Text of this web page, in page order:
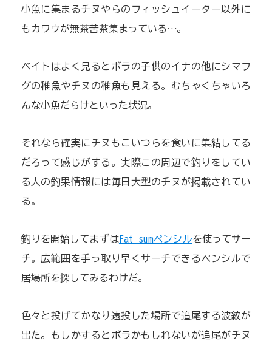
小魚に集まるチヌやらのフィッシュイーター以外に
もカワウが無茶苦茶集まっている…。
ベイトはよく見るとボラの子供のイナの他にシマフ
グの稚魚やチヌの稚魚も見える。むちゃくちゃいろ
んな小魚だらけといった状況。
それなら確実にチヌもこいつらを食いに集結してる
だろって感じがする。実際この周辺で釣りをしてい
る人の釣果情報には毎日大型のチヌが掲載されてい
る。
釣りを開始してまずはFat sumペンシルを使ってサー
チ。広範囲を手っ取り早くサーチできるペンシルで
居場所を探してみるわけだ。
色々と投げてかなり遠投した場所で追尾する波紋が
出た。もしかするとボラかもしれないが追尾がチヌ